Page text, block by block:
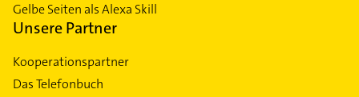
Gelbe Seiten als Alexa Skill
Unsere Partner
Kooperationspartner
Das Telefonbuch